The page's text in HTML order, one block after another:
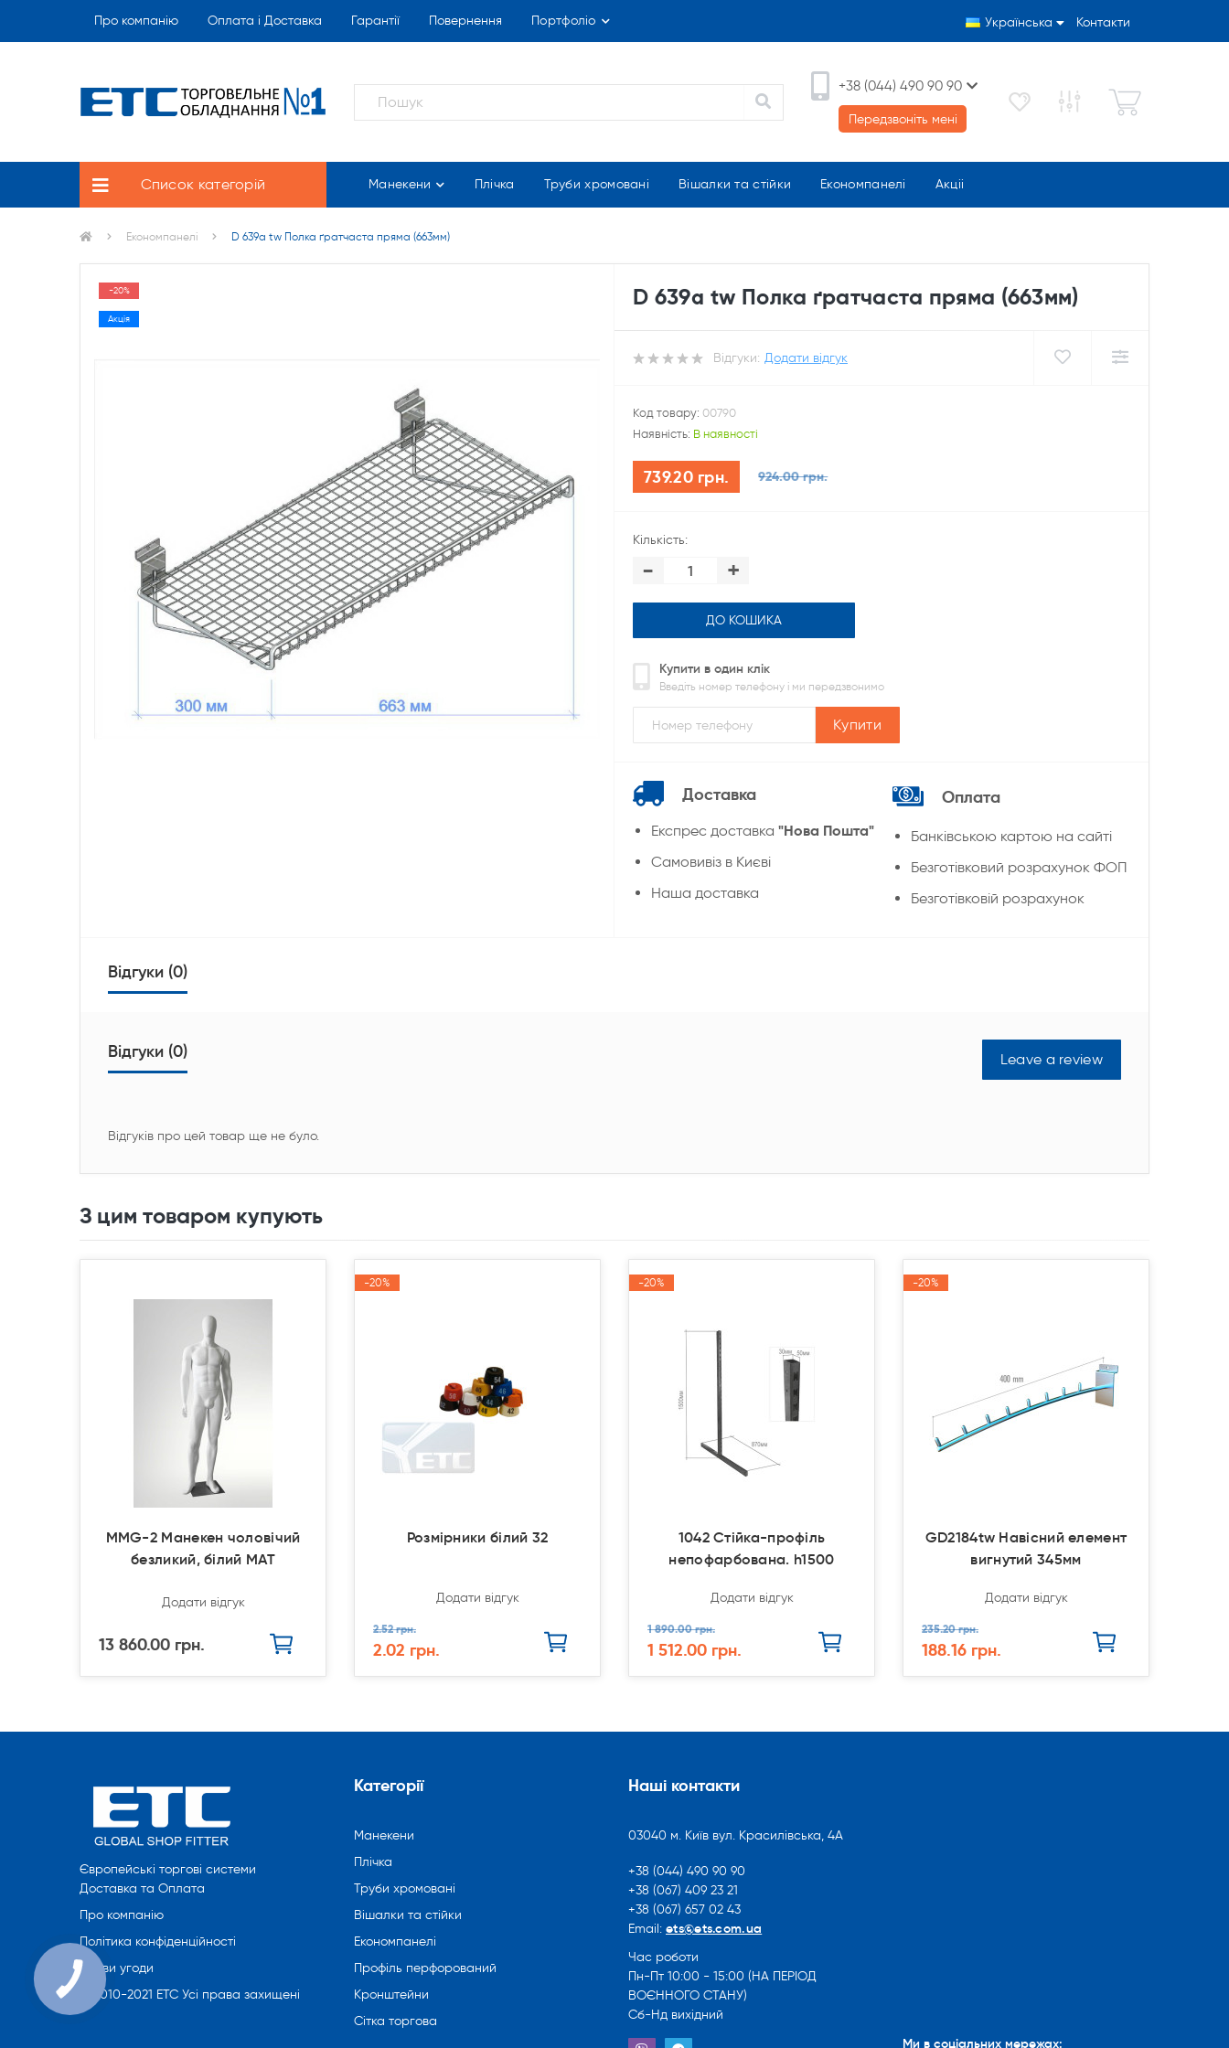
Про компанію Оплата і Доставка Гарантії Повернення Портфоліо Українська Контакти
+38 (044) 490 90 90
Передзвоніть мені
Список категорій Манекени Плічка Труби хромовані Вішалки та стійки Економпанелі Акціі
Економпанелі D 639a tw Полка ґратчаста пряма (663мм)
-20%
Акція
D 639a tw Полка ґратчаста пряма (663мм)
Відгуки: Додати відгук
Код товару: 00790
Наявність: В наявності
739.20 грн. 924.00 грн.
Кількість:
- +
ДО КОШИКА
Купити в один клік
Введіть номер телефону і ми передзвонимо
Купити
Доставка
Експрес доставка "Нова Пошта"
Cамовивіз в Києві
Наша доставка
Оплата
Банківською картою на сайті
Безготівковий розрахунок ФОП
Безготівковій розрахунок
Відгуки (0)
Відгуки (0) Leave a review
Відгуків про цей товар ще не було.
З цим товаром купують
MMG-2 Манекен чоловічий
безликий, білий МАТ
Додати відгук
13 860.00 грн.
-20%
-20%
Розмірники білий 32
Додати відгук
2.52 грн.
2.02 грн.
-20%
-20%
1042 Стійка-профіль
непофарбована. h1500
Додати відгук
1 890.00 грн.
1 512.00 грн.
-20%
-20%
GD2184tw Навісний елемент
вигнутий 345мм
Додати відгук
235.20 грн.
188.16 грн.
Європейські торгові системи
Доставка та Оплата
Про компанію
Політика конфіденційності
Умови угоди
© 2010-2021 ETC Усі права захищені
Категорії
Манекени
Плічка
Труби хромовані
Вішалки та стійки
Економпанелі
Профіль перфорований
Кронштейни
Сітка торгова
Наші контакти
03040 м. Київ вул. Красилівська, 4А
+38 (044) 490 90 90
+38 (067) 409 23 21
+38 (067) 657 02 43
Email: ets@ets.com.ua
Час роботи
Пн-Пт 10:00 - 15:00 (НА ПЕРІОД
ВОЄННОГО СТАНУ)
Сб-Нд вихідний
Ми в соціальних мережах: